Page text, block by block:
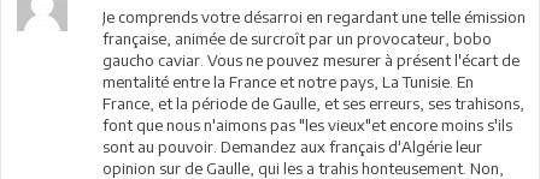
Je comprends votre désarroi en regardant une telle émission
française, animée de surcroît par un provocateur, bobo
gaucho caviar. Vous ne pouvez mesurer à présent l'écart de
mentalité entre la France et notre pays, La Tunisie. En
France, et la période de Gaulle, et ses erreurs, ses trahisons,
font que nous n'aimons pas "les vieux"et encore moins s'ils
sont au pouvoir. Demandez aux français d'Algérie leur
opinion sur de Gaulle, qui les a trahis honteusement. Non,